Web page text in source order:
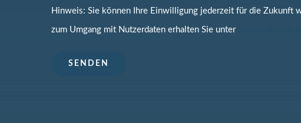
Hinweis: Sie können Ihre Einwilligung jederzeit für die Zukunft
zum Umgang mit Nutzerdaten erhalten Sie unter